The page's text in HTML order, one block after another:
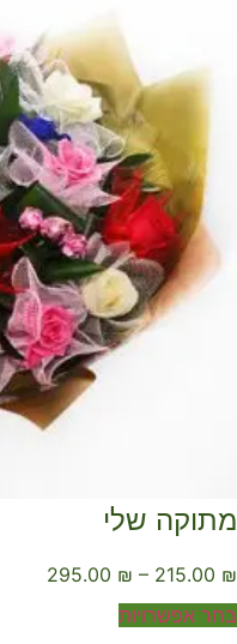
שלי
215.00
–
₪
295.00
אפשרויות